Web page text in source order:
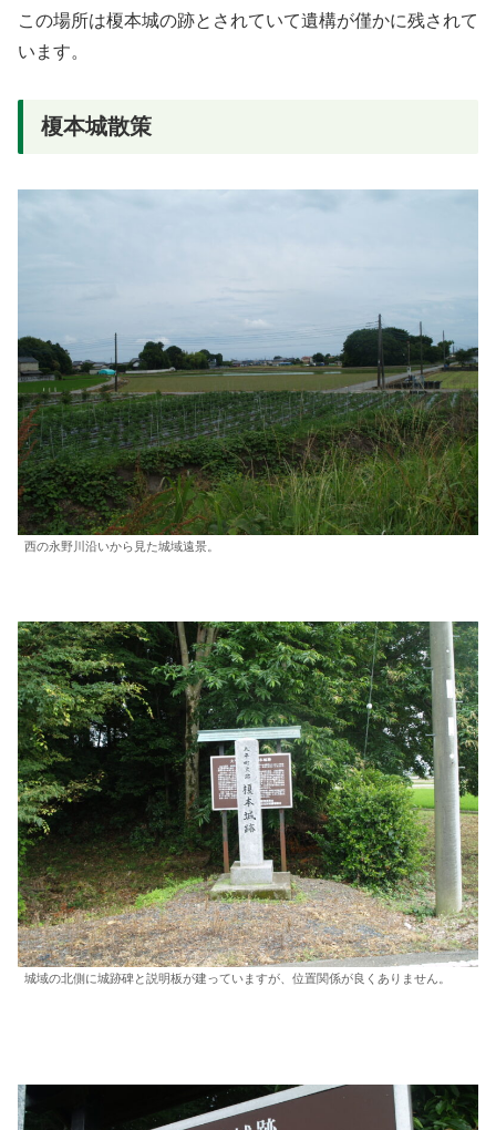
この場所は榎本城の跡とされていて遺構が僅かに残されて
います。
榎本城散策
西の永野川沿いから見た城域遠景。
城域の北側に城跡碑と説明板が建っていますが、位置関係が良くありません。